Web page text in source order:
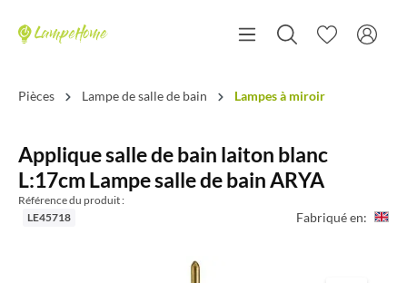
Pièces Lampe de salle de bain Lampes à miroir
Applique salle de bain laiton blanc
L:17cm Lampe salle de bain ARYA
Référence du produit :
LE45718
Fabriqué en: